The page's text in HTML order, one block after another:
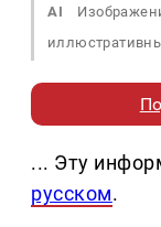
AI
... Эту
русском.